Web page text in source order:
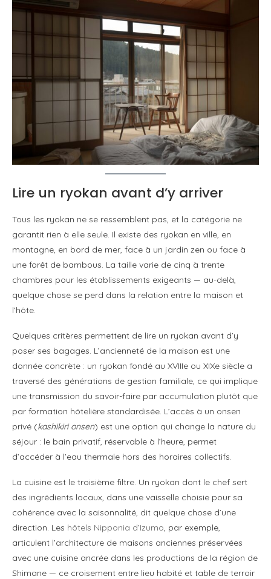
Lire un ryokan avant d’y arriver
Tous les ryokan ne se ressemblent pas, et la catégorie ne
garantit rien à elle seule. Il existe des ryokan en ville, en
montagne, en bord de mer, face à un jardin zen ou face à
une forêt de bambous. La taille varie de cinq à trente
chambres pour les établissements exigeants — au-delà,
quelque chose se perd dans la relation entre la maison et
l’hôte.
Quelques critères permettent de lire un ryokan avant d’y
poser ses bagages. L’ancienneté de la maison est une
donnée concrète : un ryokan fondé au XVIIIe ou XIXe siècle a
traversé des générations de gestion familiale, ce qui implique
une transmission du savoir-faire par accumulation plutôt que
par formation hôtelière standardisée. L’accès à un onsen
privé (kashikiri onsen) est une option qui change la nature du
séjour : le bain privatif, réservable à l’heure, permet
d’accéder à l’eau thermale hors des horaires collectifs.
La cuisine est le troisième filtre. Un ryokan dont le chef sert
des ingrédients locaux, dans une vaisselle choisie pour sa
cohérence avec la saisonnalité, dit quelque chose d’une
direction. Les hôtels Nipponia d’Izumo, par exemple,
articulent l’architecture de maisons anciennes préservées
avec une cuisine ancrée dans les productions de la région de
Shimane — ce croisement entre lieu habité et table de terroir